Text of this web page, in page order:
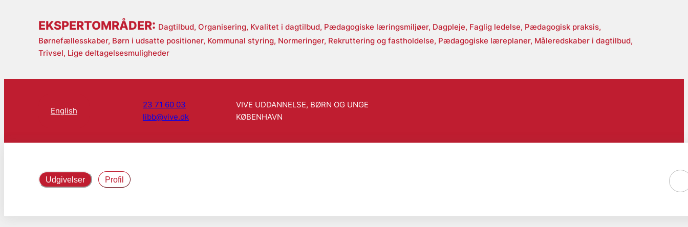
EKSPERTOMRÅDER: Dagtilbud, Organisering, Kvalitet i dagtilbud, Pædagogiske læringsmiljøer, Dagpleje, Faglig ledelse, Pædagogisk praksis,
Børnefællesskaber, Børn i udsatte positioner, Kommunal styring, Normeringer, Rekruttering og fastholdelse, Pædagogiske læreplaner, Måleredskaber i dagtilbud,
Trivsel, Lige deltagelsesmuligheder
English
23 71 60 03
libb@vive.dk
VIVE UDDANNELSE, BØRN OG UNGE
KØBENHAVN
Udgivelser Profil